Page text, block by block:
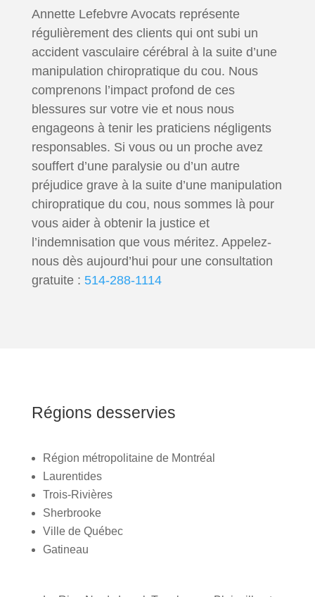
Annette Lefebvre Avocats représente
régulièrement des clients qui ont subi un
accident vasculaire cérébral à la suite d’une
manipulation chiropratique du cou. Nous
comprenons l’impact profond de ces
blessures sur votre vie et nous nous
engageons à tenir les praticiens négligents
responsables. Si vous ou un proche avez
souffert d’une paralysie ou d’un autre
préjudice grave à la suite d’une manipulation
chiropratique du cou, nous sommes là pour
vous aider à obtenir la justice et
l’indemnisation que vous méritez. Appelez-
nous dès aujourd’hui pour une consultation
gratuite : 514-288-1114
Régions desservies
Région métropolitaine de Montréal
Laurentides
Trois-Rivières
Sherbrooke
Ville de Québec
Gatineau